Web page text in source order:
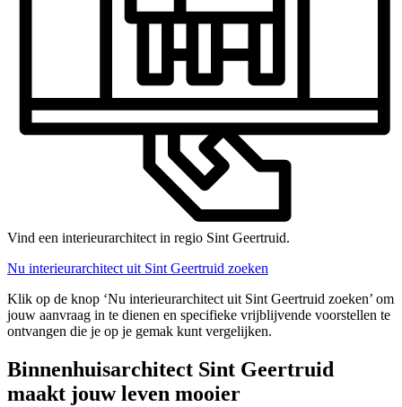
Vind een interieurarchitect in regio Sint Geertruid.
Nu interieurarchitect uit Sint Geertruid zoeken
Klik op de knop ‘Nu interieurarchitect uit Sint Geertruid zoeken’ om
jouw aanvraag in te dienen en specifieke vrijblijvende voorstellen te
ontvangen die je op je gemak kunt vergelijken.
Binnenhuisarchitect Sint Geertruid
maakt jouw leven mooier